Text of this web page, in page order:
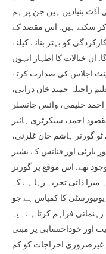
بنیادیں ہیں جن پر ہم
کر سکتے ہیں. اس مقصد کے
کو بہتر بنانے کیلئے
ان خیالات کا اظہار انہوں
اجلاس کی صدارت کرتے
راحیلہ حمید خان درانی،
حلیمی، وائس چانسلر
احمد، سیکرٹری ہائیر
گورنر ہاشم خان غلزئی،
بازئی اور فنانس کے بشیر
تھے. اس موقع پر گورنر
ذاتی تجربہ رہا ہے کہ
کا کمپاس ہے جو
فراہم کرتا ہے۔ یہ
اور خوداحتسابی پر مبنی
غیرضروری اخراجات کو کم